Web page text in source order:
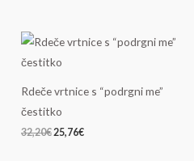
Rdeče vrtnice s “podrgni me”
čestitko
32,20€
Izvirna
cena
je
32,20€.
25,76€
Trenutna
cena